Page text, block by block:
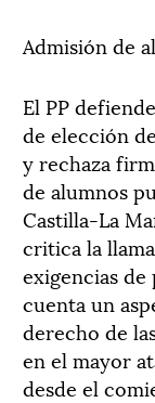
Admisión de
El PP
de elección
y rechaza
de alumnos
Castilla-La
critica la
exigencias
cuenta un
derecho de
en el mayor
desde el